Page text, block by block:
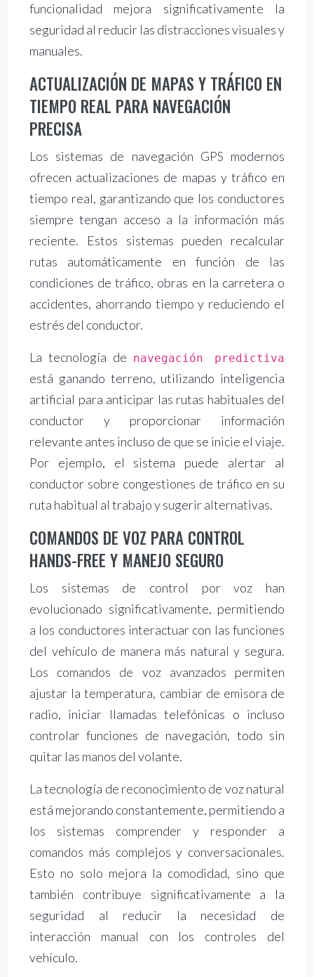
funcionalidad mejora significativamente la
seguridad al reducir las distracciones visuales y
manuales.
ACTUALIZACIÓN DE MAPAS Y TRÁFICO EN
TIEMPO REAL PARA NAVEGACIÓN
PRECISA
Los sistemas de navegación GPS modernos
ofrecen actualizaciones de mapas y tráfico en
tiempo real, garantizando que los conductores
siempre tengan acceso a la información más
reciente. Estos sistemas pueden recalcular
rutas automáticamente en función de las
condiciones de tráfico, obras en la carretera o
accidentes, ahorrando tiempo y reduciendo el
estrés del conductor.
La tecnología de navegación predictiva
está ganando terreno, utilizando inteligencia
artificial para anticipar las rutas habituales del
conductor y proporcionar información
relevante antes incluso de que se inicie el viaje.
Por ejemplo, el sistema puede alertar al
conductor sobre congestiones de tráfico en su
ruta habitual al trabajo y sugerir alternativas.
COMANDOS DE VOZ PARA CONTROL
HANDS-FREE Y MANEJO SEGURO
Los sistemas de control por voz han
evolucionado significativamente, permitiendo
a los conductores interactuar con las funciones
del vehículo de manera más natural y segura.
Los comandos de voz avanzados permiten
ajustar la temperatura, cambiar de emisora de
radio, iniciar llamadas telefónicas o incluso
controlar funciones de navegación, todo sin
quitar las manos del volante.
La tecnología de reconocimiento de voz natural
está mejorando constantemente, permitiendo a
los sistemas comprender y responder a
comandos más complejos y conversacionales.
Esto no solo mejora la comodidad, sino que
también contribuye significativamente a la
seguridad al reducir la necesidad de
interacción manual con los controles del
vehículo.